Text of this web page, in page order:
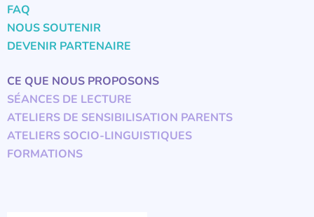
FAQ
NOUS SOUTENIR
DEVENIR PARTENAIRE
CE QUE NOUS PROPOSONS
SÉANCES DE LECTURE
ATELIERS DE SENSIBILISATION PARENTS
ATELIERS SOCIO-LINGUISTIQUES
FORMATIONS